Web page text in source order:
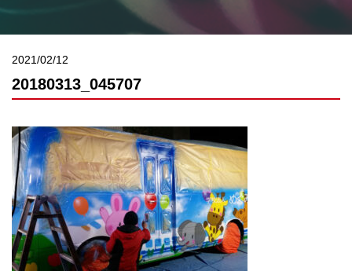
2021/02/12
20180313_045707